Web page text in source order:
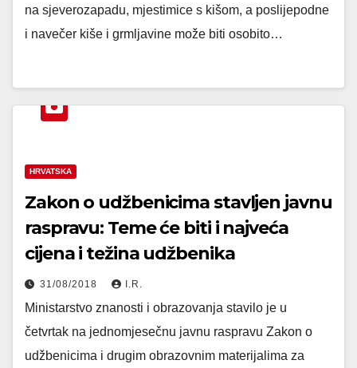
na sjeverozapadu, mjestimice s kišom, a poslijepodne
i navečer kiše i grmljavine može biti osobito…
HRVATSKA
Zakon o udžbenicima stavljen javnu
raspravu: Teme će biti i najveća
cijena i težina udžbenika
31/08/2018 I.R.
Ministarstvo znanosti i obrazovanja stavilo je u
četvrtak na jednomjesečnu javnu raspravu Zakon o
udžbenicima i drugim obrazovnim materijalima za